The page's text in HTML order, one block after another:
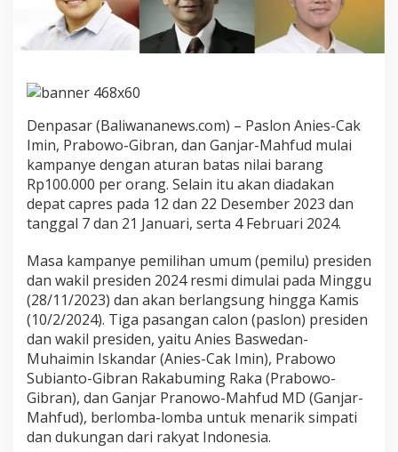
i
0
2
4
d
a
n
A
r
a
n
P
m
b
e
r
i
a
n
Denpasar (Baliwananews.com) – Paslon Anies-Cak
Imin, Prabowo-Gibran, dan Ganjar-Mahfud mulai
kampanye dengan aturan batas nilai barang
Rp100.000 per orang. Selain itu akan diadakan
depat capres pada 12 dan 22 Desember 2023 dan
tanggal 7 dan 21 Januari, serta 4 Februari 2024.
Masa kampanye pemilihan umum (pemilu) presiden
dan wakil presiden 2024 resmi dimulai pada Minggu
(28/11/2023) dan akan berlangsung hingga Kamis
(10/2/2024). Tiga pasangan calon (paslon) presiden
dan wakil presiden, yaitu Anies Baswedan-
Muhaimin Iskandar (Anies-Cak Imin), Prabowo
Subianto-Gibran Rakabuming Raka (Prabowo-
Gibran), dan Ganjar Pranowo-Mahfud MD (Ganjar-
Mahfud), berlomba-lomba untuk menarik simpati
dan dukungan dari rakyat Indonesia.